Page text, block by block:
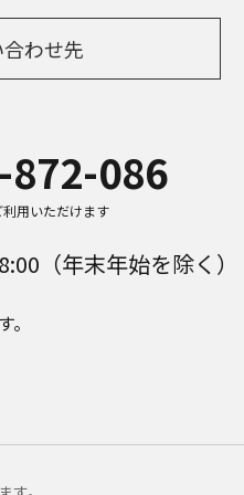
わせ先
872-086
用いただけます
（年末年始を除く）